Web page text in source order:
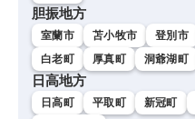
胆振地方
室蘭市 苫小牧市 登別市
白老町
厚真町 洞爺湖町
日高地方
日高町 平取町 新冠町